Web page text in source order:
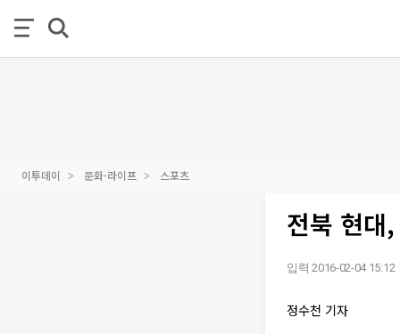
이투데이 문화·라이프 스포츠
전북 현대
입력 2016-02-04 15:12
정수천 기자